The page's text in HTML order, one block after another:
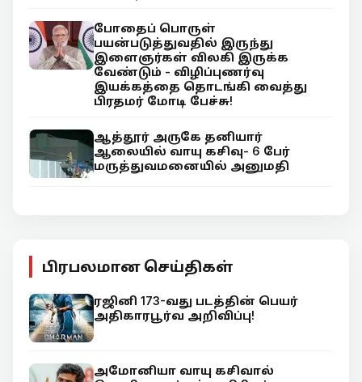
போதைப் பொருள்
பயன்படுத்துவதில் இருந்து
இளைஞர்கள் விலகி இருக்க
வேண்டும் - விழிப்புணர்வு
இயக்கத்தை தொடங்கி வைத்து
பிரதமர் மோடி பேச்சு!
ஆத்தூர் அருகே தனியார்
ஆலையில் வாயு கசிவு- 6 பேர்
மருத்துவமனையில் அனுமதி
பிரபலமான செய்திகள்
ரஜினி 173-வது படத்தின் பெயர்
அதிகாரபூர்வ அறிவிப்பு!
அமோனியா வாயு கசிவால்